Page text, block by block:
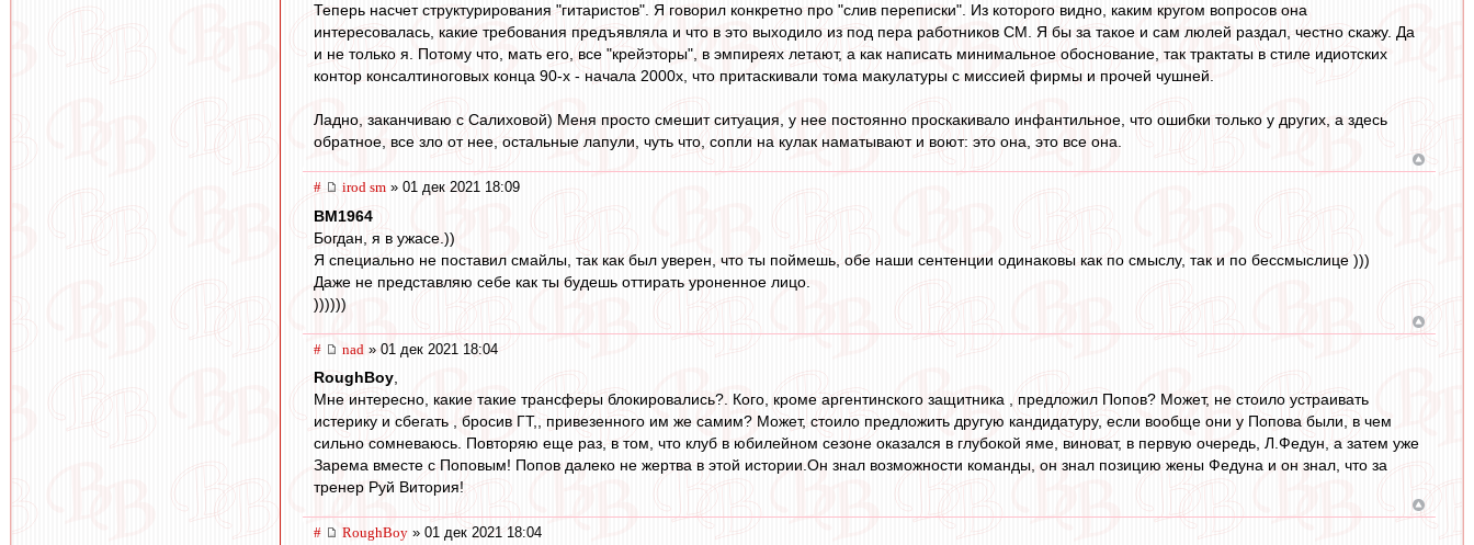
Теперь насчет структурирования "гитаристов". Я говорил конкретно про "слив переписки". Из которого видно, каким кругом вопросов она
интересовалась, какие требования предъявляла и что в это выходило из под пера работников СМ. Я бы за такое и сам люлей раздал, честно скажу. Да
и не только я. Потому что, мать его, все "крейэторы", в эмпиреях летают, а как написать минимальное обоснование, так трактаты в стиле идиотских
контор консалтиноговых конца 90-х - начала 2000х, что притаскивали тома макулатуры с миссией фирмы и прочей чушней.
Ладно, заканчиваю с Салиховой) Меня просто смешит ситуация, у нее постоянно проскакивало инфантильное, что ошибки только у других, а здесь
обратное, все зло от нее, остальные лапули, чуть что, сопли на кулак наматывают и воют: это она, это все она.
# irod sm » 01 дек 2021 18:09
BM1964
Богдан, я в ужасе.))
Я специально не поставил смайлы, так как был уверен, что ты поймешь, обе наши сентенции одинаковы как по смыслу, так и по бессмыслице )))
Даже не представляю себе как ты будешь оттирать уроненное лицо.
))))))
# nad » 01 дек 2021 18:04
RoughBoy,
Мне интересно, какие такие трансферы блокировались?. Кого, кроме аргентинского защитника , предложил Попов? Может, не стоило устраивать
истерику и сбегать , бросив ГТ,, привезенного им же самим? Может, стоило предложить другую кандидатуру, если вообще они у Попова были, в чем
сильно сомневаюсь. Повторяю еще раз, в том, что клуб в юбилейном сезоне оказался в глубокой яме, виноват, в первую очередь, Л.Федун, а затем уже
Зарема вместе с Поповым! Попов далеко не жертва в этой истории.Он знал возможности команды, он знал позицию жены Федуна и он знал, что за
тренер Руй Витория!
# RoughBoy » 01 дек 2021 18:04